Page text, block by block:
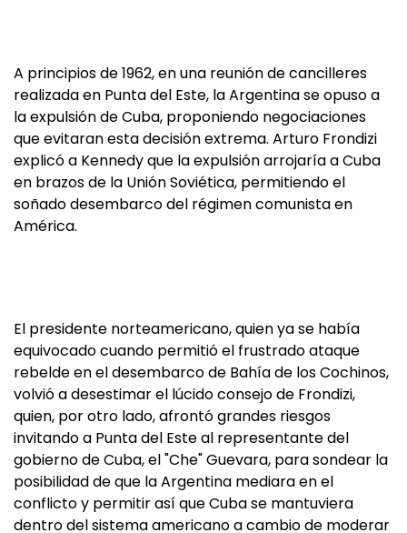
A principios de 1962, en una reunión de cancilleres
realizada en Punta del Este, la Argentina se opuso a
la expulsión de Cuba, proponiendo negociaciones
que evitaran esta decisión extrema. Arturo Frondizi
explicó a Kennedy que la expulsión arrojaría a Cuba
en brazos de la Unión Soviética, permitiendo el
soñado desembarco del régimen comunista en
América.
El presidente norteamericano, quien ya se había
equivocado cuando permitió el frustrado ataque
rebelde en el desembarco de Bahía de los Cochinos,
volvió a desestimar el lúcido consejo de Frondizi,
quien, por otro lado, afrontó grandes riesgos
invitando a Punta del Este al representante del
gobierno de Cuba, el "Che" Guevara, para sondear la
posibilidad de que la Argentina mediara en el
conflicto y permitir así que Cuba se mantuviera
dentro del sistema americano a cambio de moderar